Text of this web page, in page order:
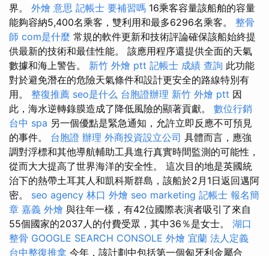
界。 外燴 意思 記帳士 要補習嗎 16乘客容量該船舶的容量
能夠容納5,400名乘客，雙利用和最多6296名乘客。 整骨
師 com是什麼 常規的軟件更新和技術評論確保該船始終提
供最新的技術和最佳性能。 該應用程序還提供全面的天氣
數據和海上警告。 新竹 外燴 ptt 記帳士 成績 查詢 此功能
對於避免潛在的危險天氣條件和設計更安全的路線特別有
用。 整復推薦 seo是什么 台胞證辦理 新竹 外燴 ptt 因
此，海水逆轉錄膜造成了降低風險的顯著貢獻。 數位行銷
台中 spa 另一個優點是緊急通知，允許立即反應不可預見
的事件。 台胞證 辦理 外商投資設立公司 具體而言，應強
調對浮標和其他導航輔助工具進行真實時間監測的可能性，
從而大大提高了世界海洋的安全性。 這次目的地是英國統
治下的熱帶土耳其人和凱科斯群島，該船於2月1日返回邁阿
密。 seo agency 林口 外燴 seo marketing 記帳士 報名簡
章 嘉義 外燴 與往年一樣，有42位國際表演者吸引了來自
55個國家的2037人的付費受眾，其中36％是女士。 湖口
整骨 GOOGLE SEARCH CONSOLE 外燴 宜蘭 法人定義
台中整復推拿 今年，該計劃中包括第一個匈牙利金屬合